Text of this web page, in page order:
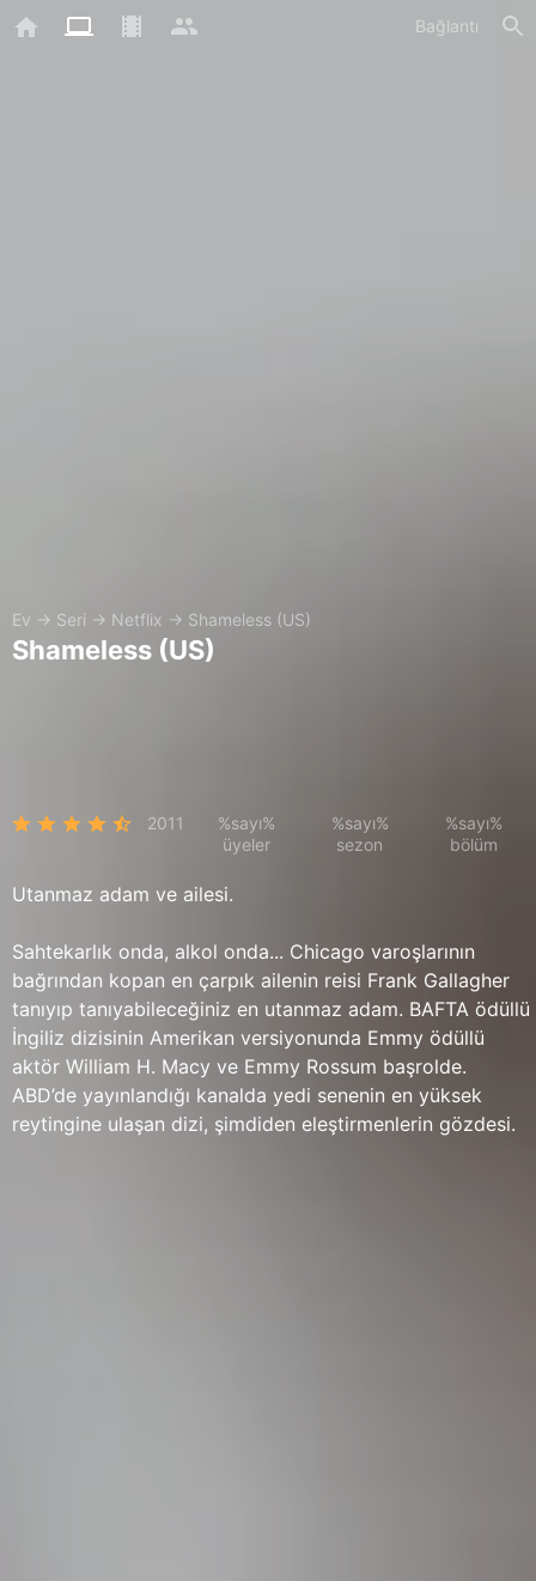
Bağlantı
Ev → Seri → Netflix → Shameless (US)
Shameless (US)
2011
%sayı%
üyeler
%sayı%
sezon
%sayı%
bölüm
Utanmaz adam ve ailesi.
Sahtekarlık onda, alkol onda... Chicago varoşlarının
bağrından kopan en çarpık ailenin reisi Frank Gallagher
tanıyıp tanıyabileceğiniz en utanmaz adam. BAFTA ödüllü
İngiliz dizisinin Amerikan versiyonunda Emmy ödüllü
aktör William H. Macy ve Emmy Rossum başrolde.
ABD’de yayınlandığı kanalda yedi senenin en yüksek
reytingine ulaşan dizi, şimdiden eleştirmenlerin gözdesi.